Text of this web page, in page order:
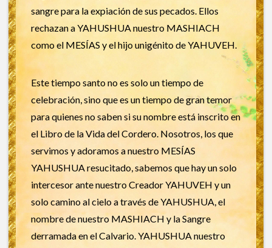
sangre para la expiación de sus pecados. Ellos
rechazan a YAHUSHUA nuestro MASHIACH
como el MESÍAS y el hijo unigénito de YAHUVEH.
Este tiempo santo no es solo un tiempo de
celebración, sino que es un tiempo de gran temor
para quienes no saben si su nombre está inscrito en
el Libro de la Vida del Cordero. Nosotros, los que
servimos y adoramos a nuestro MESÍAS
YAHUSHUA resucitado, sabemos que hay un solo
intercesor ante nuestro Creador YAHUVEH y un
solo camino al cielo a través de YAHUSHUA, el
nombre de nuestro MASHIACH y la Sangre
derramada en el Calvario. YAHUSHUA nuestro